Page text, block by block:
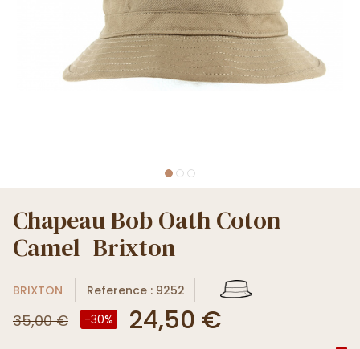
Chapeau Bob Oath Coton
Camel- Brixton
BRIXTON Reference : 9252
35,00 € -30% 24,50 €